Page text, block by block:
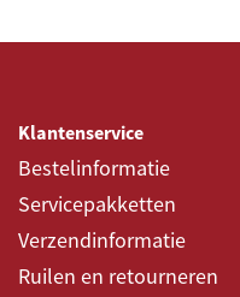
Klantenservice
Bestelinformatie
Servicepakketten
Verzendinformatie
Ruilen en retourneren